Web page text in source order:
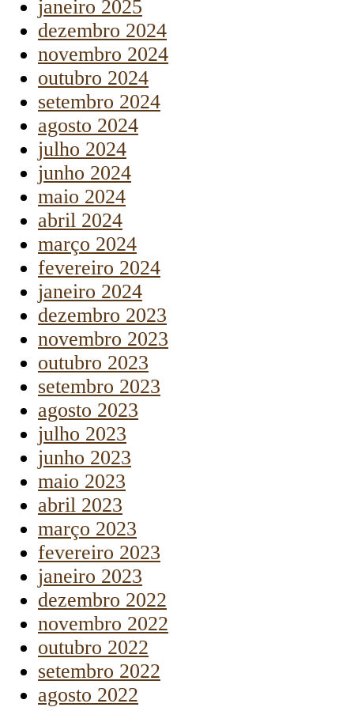
janeiro 2025
dezembro 2024
novembro 2024
outubro 2024
setembro 2024
agosto 2024
julho 2024
junho 2024
maio 2024
abril 2024
março 2024
fevereiro 2024
janeiro 2024
dezembro 2023
novembro 2023
outubro 2023
setembro 2023
agosto 2023
julho 2023
junho 2023
maio 2023
abril 2023
março 2023
fevereiro 2023
janeiro 2023
dezembro 2022
novembro 2022
outubro 2022
setembro 2022
agosto 2022